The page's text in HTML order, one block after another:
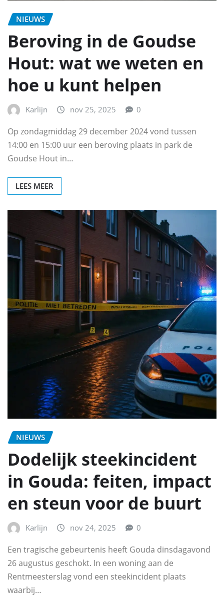
NIEUWS
Beroving in de Goudse
Hout: wat we weten en
hoe u kunt helpen
Karlijn nov 25, 2025 0
Op zondagmiddag 29 december 2024 vond tussen
14:00 en 15:00 uur een beroving plaats in park de
Goudse Hout in…
LEES MEER
NIEUWS
Dodelijk steekincident
in Gouda: feiten, impact
en steun voor de buurt
Karlijn nov 24, 2025 0
Een tragische gebeurtenis heeft Gouda dinsdagavond
26 augustus geschokt. In een woning aan de
Rentmeesterslag vond een steekincident plaats
waarbij…